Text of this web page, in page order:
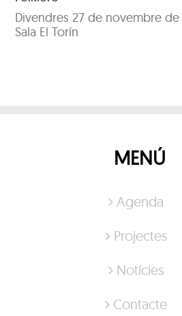
Divendres 27 de novembre de
Sala El Torín
MENÚ
Agenda
Projectes
Notícies
Contacte